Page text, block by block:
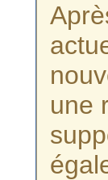
une